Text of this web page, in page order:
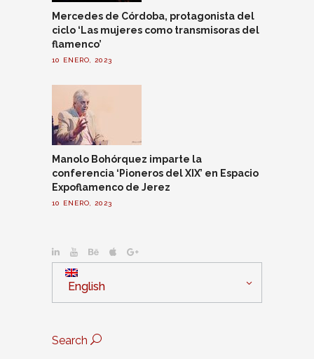
Mercedes de Córdoba, protagonista del
ciclo ‘Las mujeres como transmisoras del
flamenco’
10 ENERO, 2023
Manolo Bohórquez imparte la
conferencia ‘Pioneros del XIX’ en Espacio
Expoflamenco de Jerez
10 ENERO, 2023
English
Search